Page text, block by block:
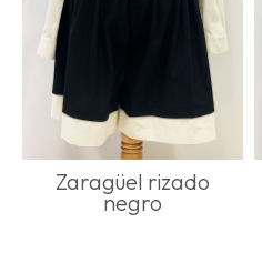
Zaragüel rizado
negro